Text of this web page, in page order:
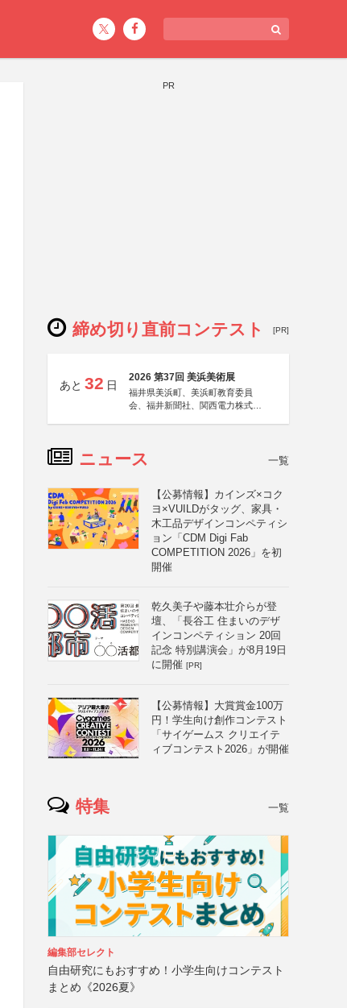
PR
締め切り直前コンテスト [PR]
あと 32 日
2026 第37回 美浜美術展
福井県美浜町、美浜町教育委員
会、福井新聞社、関西電力株式会
ニュース 一覧
【公募情報】カインズ×コク
ヨ×VUILDがタッグ、家具・
木工品デザインコンペティシ
ョン「CDM Digi Fab
COMPETITION 2026」を初
開催
乾久美子や藤本壮介らが登
壇、「長谷工 住まいのデザ
インコンペティション 20回
記念 特別講演会」が8月19日
に開催 [PR]
【公募情報】大賞賞金100万
円！学生向け創作コンテスト
「サイゲームス クリエイテ
ィブコンテスト2026」が開催
特集 一覧
編集部セレクト
自由研究にもおすすめ！小学生向けコンテスト
まとめ《2026夏》